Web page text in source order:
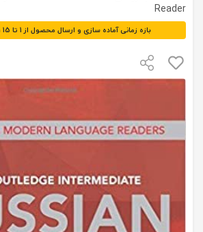
Reader
بازه زمانی آماده سازی و ارسال محصول از 1 تا 15 روز کاری میباشد